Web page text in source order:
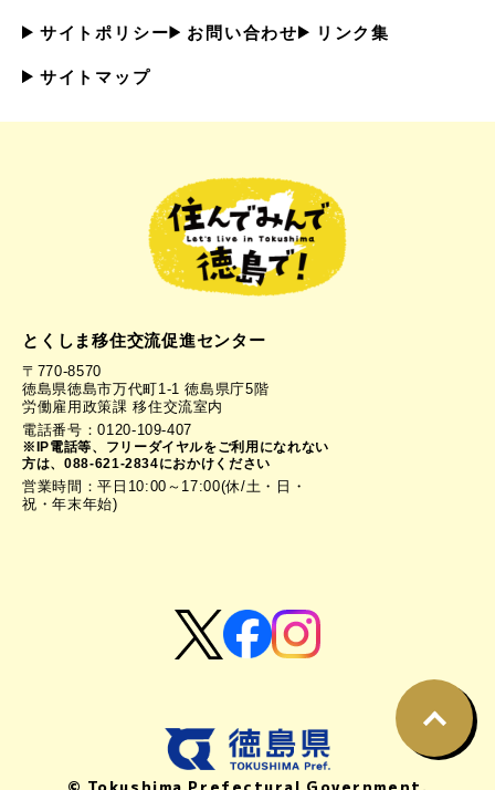
サイトポリシー お問い合わせ リンク集
サイトマップ
とくしま移住交流促進センター
〒770-8570
徳島県徳島市万代町1-1 徳島県庁5階
労働雇用政策課 移住交流室内
電話番号：0120-109-407
※IP電話等、フリーダイヤルをご利用になれない
方は、088-621-2834におかけください
営業時間：平日10:00～17:00(休/土・日・
祝・年末年始)